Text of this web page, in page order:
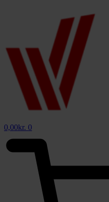
0,00kr. 0